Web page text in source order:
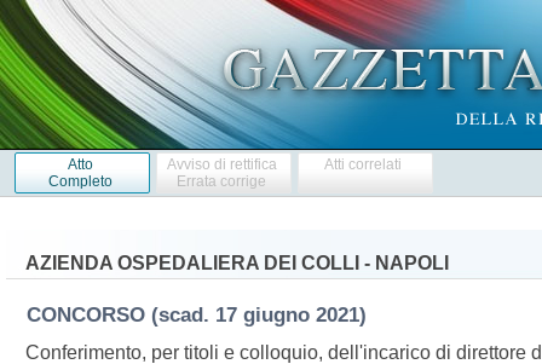
Atto
Completo
Avviso di rettifica
Errata corrige
Atti correlati
AZIENDA OSPEDALIERA DEI COLLI - NAPOLI
CONCORSO (scad. 17 giugno 2021)
Conferimento, per titoli e colloquio, dell'incarico di direttore